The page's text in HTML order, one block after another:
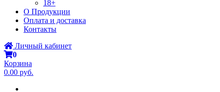
18+
О Продукции
Оплата и доставка
Контакты
Личный кабинет
0
Корзина
0.00 руб.